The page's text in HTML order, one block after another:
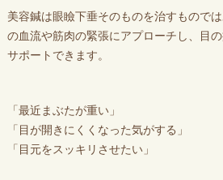
美容鍼は眼瞼下垂そのものを治すもので
の血流や筋肉の緊張にアプローチし、目
サポートできます。
「最近まぶたが重い」
「目が開きにくくなった気がする」
「目元をスッキリさせたい」